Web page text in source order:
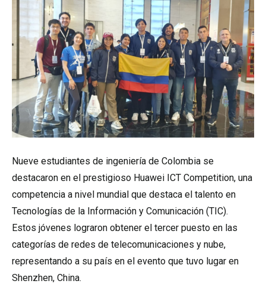
Nueve estudiantes de ingeniería de Colombia se
destacaron en el prestigioso Huawei ICT Competition, una
competencia a nivel mundial que destaca el talento en
Tecnologías de la Información y Comunicación (TIC).
Estos jóvenes lograron obtener el tercer puesto en las
categorías de redes de telecomunicaciones y nube,
representando a su país en el evento que tuvo lugar en
Shenzhen, China.